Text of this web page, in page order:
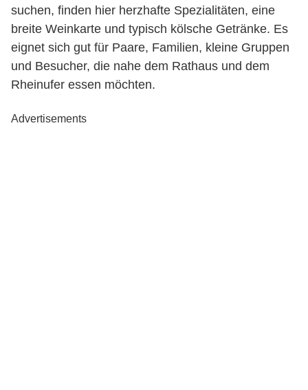
suchen, finden hier herzhafte Spezialitäten, eine
breite Weinkarte und typisch kölsche Getränke. Es
eignet sich gut für Paare, Familien, kleine Gruppen
und Besucher, die nahe dem Rathaus und dem
Rheinufer essen möchten.
Advertisements